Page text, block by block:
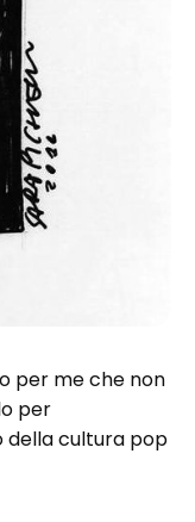
per me che non
per
della cultura pop